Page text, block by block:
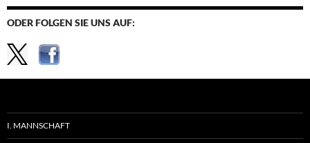
ODER FOLGEN SIE UNS AUF:
I. MANNSCHAFT